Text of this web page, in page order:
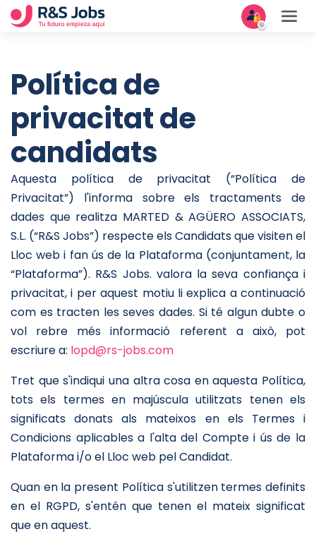
Política de
privacitat de
candidats
Aquesta política de privacitat (“Política de
Privacitat”) l'informa sobre els tractaments de
dades que realitza MARTED & AGÜERO ASSOCIATS,
S.L. (“R&S Jobs”) respecte els Candidats que visiten el
Lloc web i fan ús de la Plataforma (conjuntament, la
“Plataforma”). R&S Jobs. valora la seva confiança i
privacitat, i per aquest motiu li explica a continuació
com es tracten les seves dades. Si té algun dubte o
vol rebre més informació referent a això, pot
escriure a: lopd@rs-jobs.com
Tret que s'indiqui una altra cosa en aquesta Política,
tots els termes en majúscula utilitzats tenen els
significats donats als mateixos en els Termes i
Condicions aplicables a l'alta del Compte i ús de la
Plataforma i/o el Lloc web pel Candidat.
Quan en la present Política s'utilitzen termes definits
en el RGPD, s'entén que tenen el mateix significat
que en aquest.